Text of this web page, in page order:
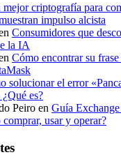
mejor criptografía para
impulso alcista
Consumidores que
la IA
Cómo encontrar su
solucionar el error
es?
Peiro en Guía
usar y operar?